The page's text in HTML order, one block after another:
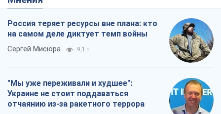
Россия теряет ресурсы вне плана: кто
на самом деле диктует темп войны
Сергей Мисюра 9,1 т.
"Мы уже переживали и худшее":
Украине не стоит поддаваться
отчаянию из-за ракетного террора